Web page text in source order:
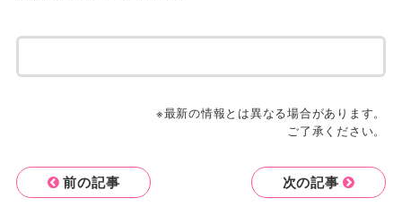
※最新の情報とは異なる場合があります。
ご了承ください。
前の記事 次の記事